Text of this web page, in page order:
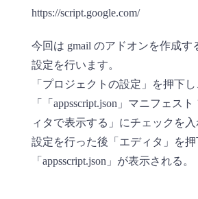
https://script.google.com/
今回は gmail のアドオンを作成す
設定を行います。
「プロジェクトの設定」を押下し
「「appsscript.json」マニフェス
ィタで表示する」にチェックを入
設定を行った後「エディタ」を押
「appsscript.json」が表示される。